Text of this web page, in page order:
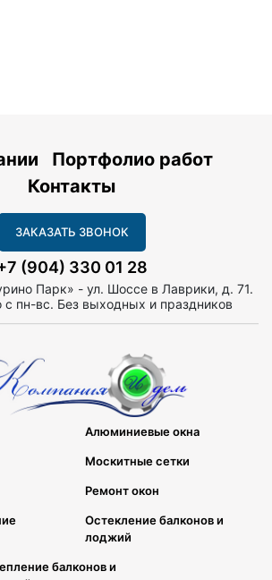
Портфолио работ
Контакты
ЗАКАЗАТЬ ЗВОНОК
(904) 330 01 28
Парк» - ул. Шоссе в Лаврики, д. 71.
с пн-вс. Без выходных и праздников
Алюминиевые окна
Москитные сетки
Ремонт окон
Остекление балконов и
лоджий
балконов и